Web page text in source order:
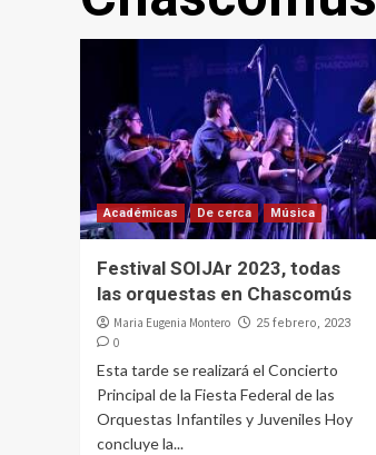
Académicas De cerca Música
Festival SOIJAr 2023, todas
las orquestas en Chascomús
Maria Eugenia Montero 25 febrero, 2023
0
Esta tarde se realizará el Concierto
Principal de la Fiesta Federal de las
Orquestas Infantiles y Juveniles Hoy
concluye la...